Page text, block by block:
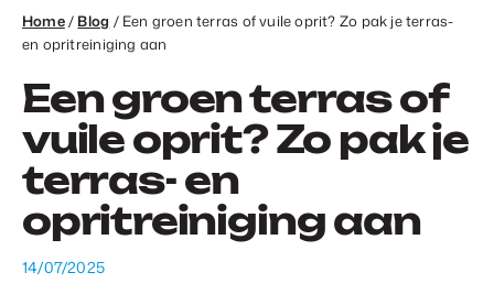
Home/ Blog / Een groen terras of vuile oprit? Zo pak je terras-
en opritreiniging aan
Een groen terras of
vuile oprit? Zo pak je
terras- en
opritreiniging aan
14/07/2025